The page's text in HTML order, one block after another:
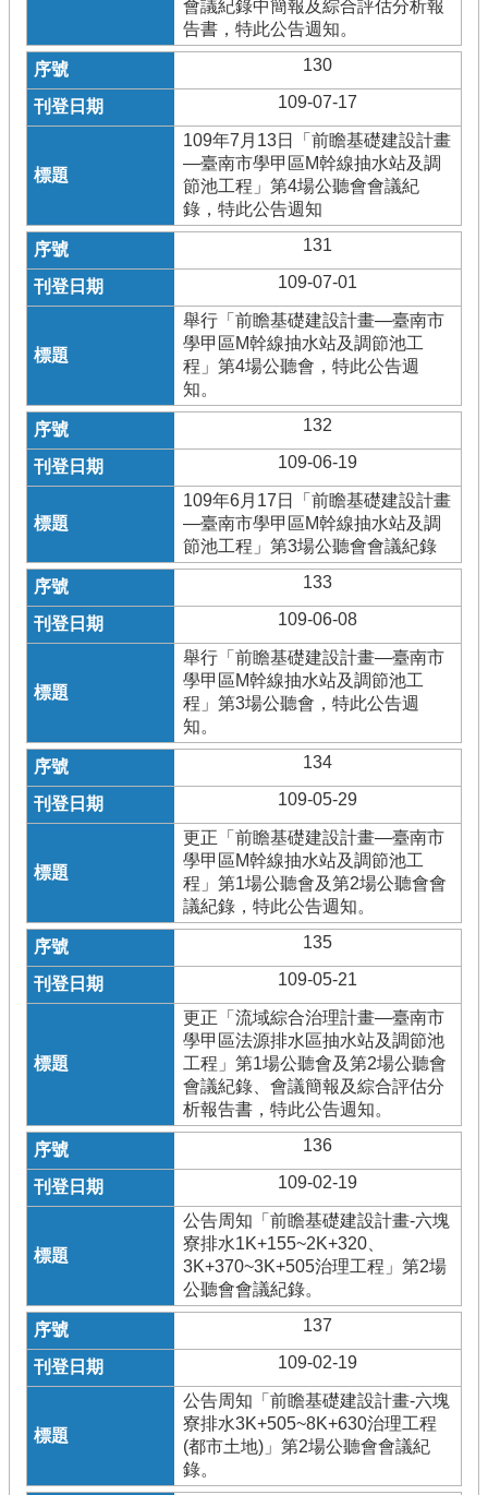
會議紀錄中簡報及綜合評估分析報
告書，特此公告週知。
130
109-07-17
109年7月13日「前瞻基礎建設計畫
—臺南市學甲區M幹線抽水站及調
節池工程」第4場公聽會會議紀
錄，特此公告週知
131
109-07-01
舉行「前瞻基礎建設計畫—臺南市
學甲區M幹線抽水站及調節池工
程」第4場公聽會，特此公告週
知。
132
109-06-19
109年6月17日「前瞻基礎建設計畫
—臺南市學甲區M幹線抽水站及調
節池工程」第3場公聽會會議紀錄
133
109-06-08
舉行「前瞻基礎建設計畫—臺南市
學甲區M幹線抽水站及調節池工
程」第3場公聽會，特此公告週
知。
134
109-05-29
更正「前瞻基礎建設計畫—臺南市
學甲區M幹線抽水站及調節池工
程」第1場公聽會及第2場公聽會會
議紀錄，特此公告週知。
135
109-05-21
更正「流域綜合治理計畫—臺南市
學甲區法源排水區抽水站及調節池
工程」第1場公聽會及第2場公聽會
會議紀錄、會議簡報及綜合評估分
析報告書，特此公告週知。
136
109-02-19
公告周知「前瞻基礎建設計畫-六塊
寮排水1K+155~2K+320、
3K+370~3K+505治理工程」第2場
公聽會會議紀錄。
137
109-02-19
公告周知「前瞻基礎建設計畫-六塊
寮排水3K+505~8K+630治理工程
(都市土地)」第2場公聽會會議紀
錄。